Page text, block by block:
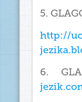
5.
http://
6.